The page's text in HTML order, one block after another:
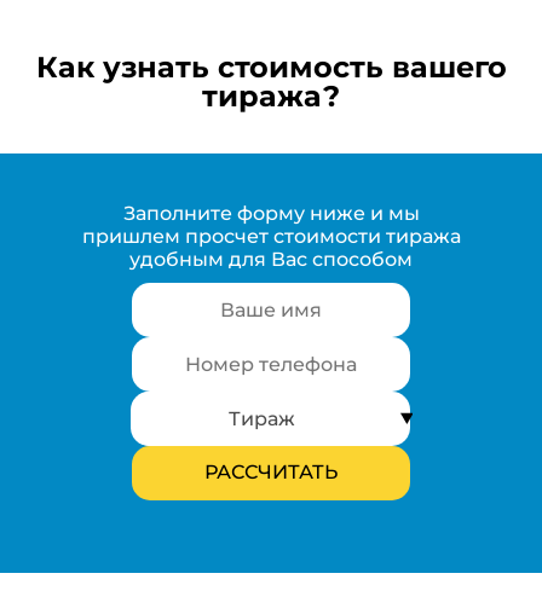
Как узнать стоимость вашего
тиража?
Заполните форму ниже и мы
пришлем просчет стоимости тиража
удобным для Вас способом